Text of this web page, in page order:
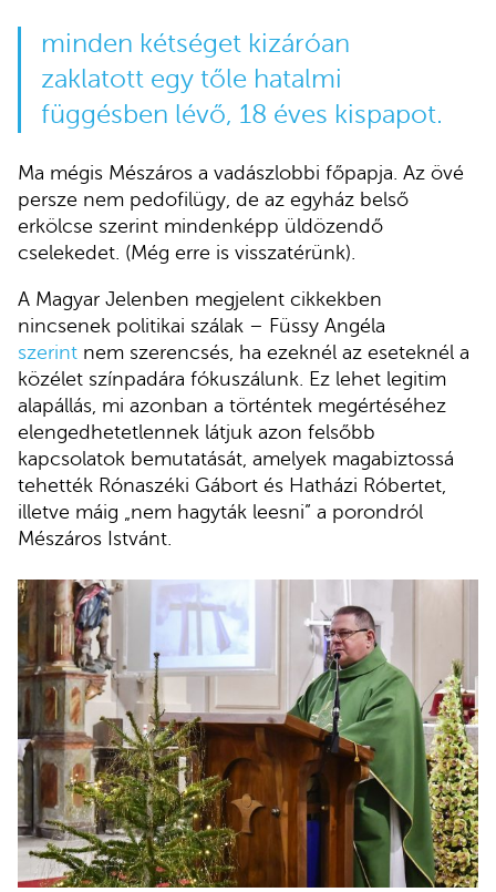
minden kétséget kizáróan
zaklatott egy tőle hatalmi
függésben lévő, 18 éves kispapot.
Ma mégis Mészáros a vadászlobbi főpapja. Az övé
persze nem pedofilügy, de az egyház belső
erkölcse szerint mindenképp üldözendő
cselekedet. (Még erre is visszatérünk).
A Magyar Jelenben megjelent cikkekben
nincsenek politikai szálak – Füssy Angéla
szerint nem szerencsés, ha ezeknél az eseteknél a
közélet színpadára fókuszálunk. Ez lehet legitim
alapállás, mi azonban a történtek megértéséhez
elengedhetetlennek látjuk azon felsőbb
kapcsolatok bemutatását, amelyek magabiztossá
tehették Rónaszéki Gábort és Hatházi Róbertet,
illetve máig „nem hagyták leesni” a porondról
Mészáros Istvánt.